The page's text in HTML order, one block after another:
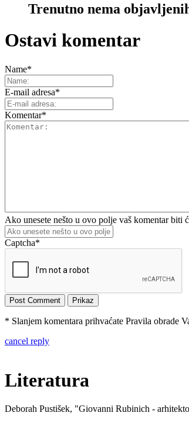
Trenutno nema
Ostavi komentar
Name*
E-mail adresa*
Komentar*
Ako unesete nešto u ovo polje vaš komentar biti
Captcha*
* Slanjem komentara prihvaćate Pravila obrade
cancel reply
Literatura
Deborah Pustišek, "Giovanni Rubinich -